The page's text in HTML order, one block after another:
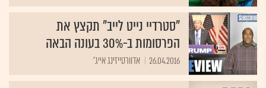
"סטרדיי נייט לייב" תקצץ את
הפרסומות ב-30% בעונה הבאה
26.04.2016 אדוורטייזינג אייג'